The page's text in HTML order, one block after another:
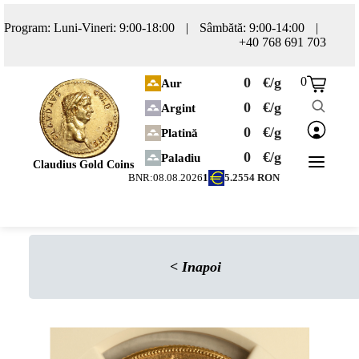
Program: Luni-Vineri: 9:00-18:00 | Sâmbătă: 9:00-14:00
|
+40 768 691 703
Claudius Gold Coins
Aur 0 €/g
Argint 0 €/g
Platină 0 €/g
Paladiu 0 €/g
BNR:08.08.20261 5.2554RON
0
< Inapoi